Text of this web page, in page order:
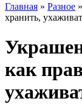
Главная » Разное »
хранить,
как